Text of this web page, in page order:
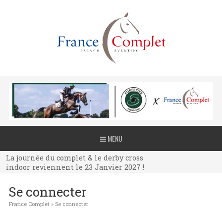
MENU
La journée du complet & le derby cross
indoor reviennent le 23 Janvier 2027 !
La journée du complet & le derby cross
indoor reviennent le 23 Janvier 2027 !
indoor reviennent le 23 Janvier 2027 !
Se connecter
France Complet» Se connecter